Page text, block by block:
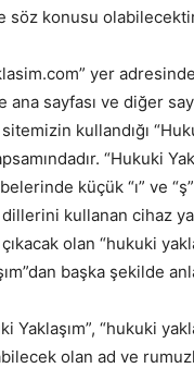
söz konusu
yer
ana sayfası ve diğer
kullandığı
“Hukuki
küçük “ı” ve
kullanan cihaz
olan “hukuki
başka şekilde
Yaklaşım”, “hukuki
olan ad ve